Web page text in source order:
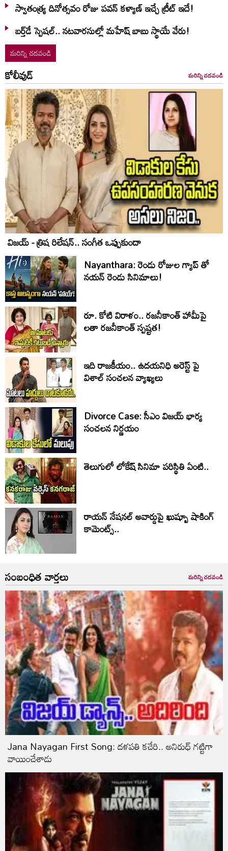
స్వాతంత్య్ర దినోత్సవం రోజు పవన్ కళ్యాణ్ ఇచ్చే ట్రీట్ ఇదే!
బర్త్‌‌డే స్పెషల్.. నటవారసుల్లో మహేష్ బాబు స్థాయే వేరు!
మరిన్ని చదవండి
కోలీవుడ్ మరిన్ని చదవండి
విజయ్ - త్రిష రిలేషన్.. సంగీత ఒప్పుకుందా
Nayanthara: రెండు రోజుల గ్యాప్ తో
నయన్ రెండు సినిమాలు!
రూ. కోటి విరాళం.. రజనీకాంత్ హామీపై
లతా రజనీకాంత్ స్పష్టత!
ఇది రాజకీయం.. ఉదయనిధి అరెస్ట్ పై
విశాల్ సంచలన వ్యాఖ్యలు
Divorce Case: సీఎం విజయ్ భార్య
సంచలన నిర్ణయం
తెలుగులో లోకేష్ సినిమా పరిస్థితి ఏంటి..
రాయన్ నేషనల్ అవార్డుపై ఖుష్బూ షాకింగ్
కామెంట్స్..
సంబంధిత వార్తలు మరిన్ని చదవండి
Jana Nayagan First Song: దళపతి కచేరి.. అనిరుధ్ గట్టిగా
వాయించేశాడు